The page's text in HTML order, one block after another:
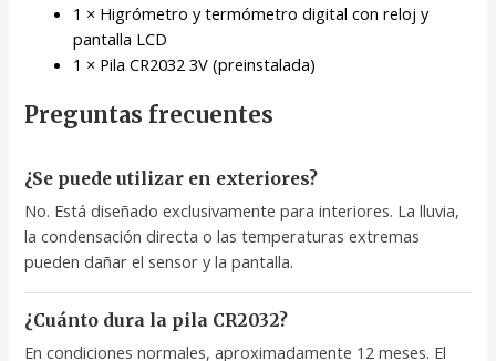
1 × Higrómetro y termómetro digital con reloj y
pantalla LCD
1 × Pila CR2032 3V (preinstalada)
Preguntas frecuentes
¿Se puede utilizar en exteriores?
No. Está diseñado exclusivamente para interiores. La lluvia,
la condensación directa o las temperaturas extremas
pueden dañar el sensor y la pantalla.
¿Cuánto dura la pila CR2032?
En condiciones normales, aproximadamente 12 meses. El